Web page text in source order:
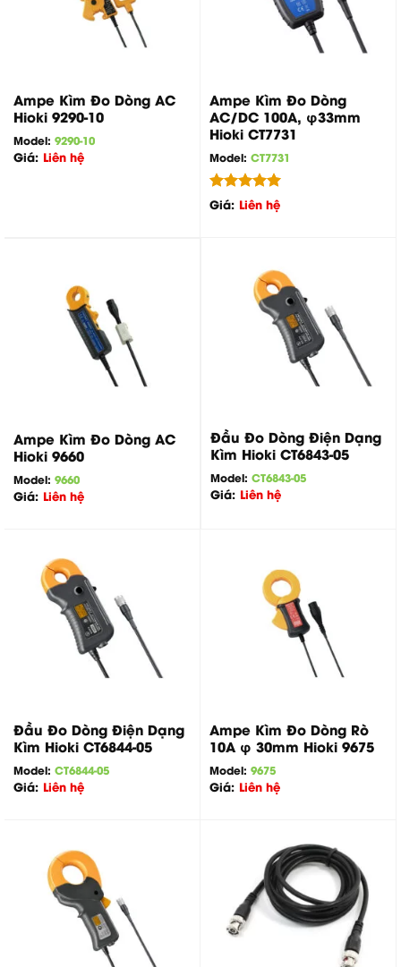
Ampe Kìm Đo Dòng AC
Hioki 9290-10
Model: 9290-10
Giá: Liên hệ
Ampe Kìm Đo Dòng
AC/DC 100A, φ33mm
Hioki CT7731
Model: CT7731
Được xếp
Giá: Liên hệ
Ampe Kìm Đo Dòng AC
Hioki 9660
Model: 9660
Giá: Liên hệ
Đầu Đo Dòng Điện Dạng
Kìm Hioki CT6843-05
Model: CT6843-05
Giá: Liên hệ
Đầu Đo Dòng Điện Dạng
Kìm Hioki CT6844-05
Model: CT6844-05
Giá: Liên hệ
Ampe Kìm Đo Dòng Rò
10A φ 30mm Hioki 9675
Model: 9675
Giá: Liên hệ